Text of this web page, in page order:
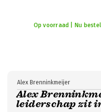
Op voorraad | Nu
Alex
leiderschap zit
Alex Brenninkmeijer